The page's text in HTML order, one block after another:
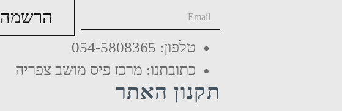
הרשמה
טלפון: 054-5808365
כתובתנו: מרכז פיס מושב צפריה
תקנון האתר